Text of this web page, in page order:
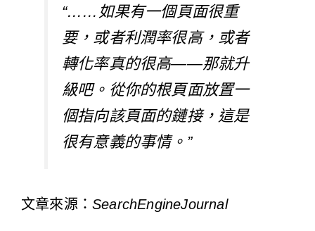
“……如果有一個頁面很重
要，或者利潤率很高，或者
轉化率真的很高——那就升
級吧。從你的根頁面放置一
個指向該頁面的鏈接，這是
很有意義的事情。”
文章來源： SearchEngineJournal